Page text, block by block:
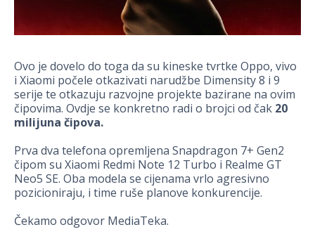
Ovo je dovelo do toga da su kineske tvrtke Oppo, vivo
i Xiaomi počele otkazivati narudžbe Dimensity 8 i 9
serije te otkazuju razvojne projekte bazirane na ovim
čipovima. Ovdje se konkretno radi o brojci od čak 20
milijuna čipova.
Prva dva telefona opremljena Snapdragon 7+ Gen2
čipom su Xiaomi Redmi Note 12 Turbo i Realme GT
Neo5 SE. Oba modela se cijenama vrlo agresivno
pozicioniraju, i time ruše planove konkurencije.
Čekamo odgovor MediaTeka.